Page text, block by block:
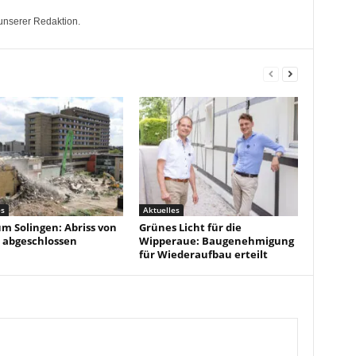
Redaktion.
Solingen: Abriss von
abgeschlossen
Aktuelles
Grünes Licht für die
Wipperaue: Baugenehmigung
für Wiederaufbau erteilt